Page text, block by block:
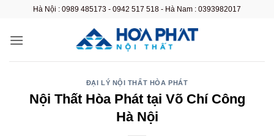
nội
Hà Nội : 0989 485173 - 0942 517 518 - Hà Nam : 0393982017
ĐẠI LÝ NỘI THẤT HÒA PHÁT
Nội Thất Hòa Phát tại Võ Chí Công
Hà Nội